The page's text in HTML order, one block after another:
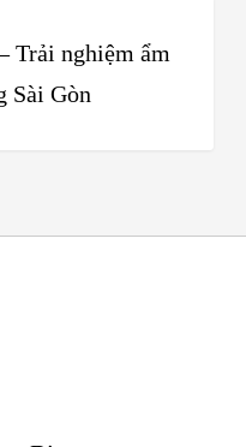
Trải nghiệm ẩm
Sài Gòn